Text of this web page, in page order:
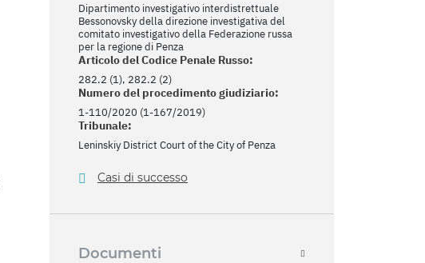
Dipartimento investigativo interdistrettuale
Bessonovsky della direzione investigativa del
comitato investigativo della Federazione russa
per la regione di Penza
Articolo del Codice Penale Russo:
282.2 (1), 282.2 (2)
Numero del procedimento giudiziario:
1-110/2020 (1-167/2019)
Tribunale:
Leninskiy District Court of the City of Penza
Casi di successo
Documenti